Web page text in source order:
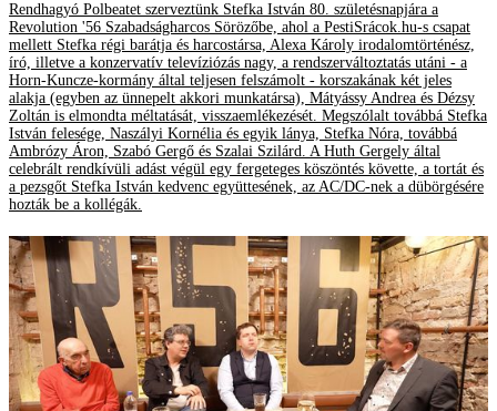
Rendhagyó Polbeatet szerveztünk Stefka István 80. születésnapjára a
Revolution '56 Szabadságharcos Sörözőbe, ahol a PestiSrácok.hu-s csapat
mellett Stefka régi barátja és harcostársa, Alexa Károly irodalomtörténész,
író, illetve a konzervatív televíziózás nagy, a rendszerváltoztatás utáni - a
Horn-Kuncze-kormány által teljesen felszámolt - korszakának két jeles
alakja (egyben az ünnepelt akkori munkatársa), Mátyássy Andrea és Dézsy
Zoltán is elmondta méltatását, visszaemlékezését. Megszólalt továbbá Stefka
István felesége, Naszályi Kornélia és egyik lánya, Stefka Nóra, továbbá
Ambrózy Áron, Szabó Gergő és Szalai Szilárd. A Huth Gergely által
celebrált rendkívüli adást végül egy fergeteges köszöntés követte, a tortát és
a pezsgőt Stefka István kedvenc együttesének, az AC/DC-nek a dübörgésére
hozták be a kollégák.